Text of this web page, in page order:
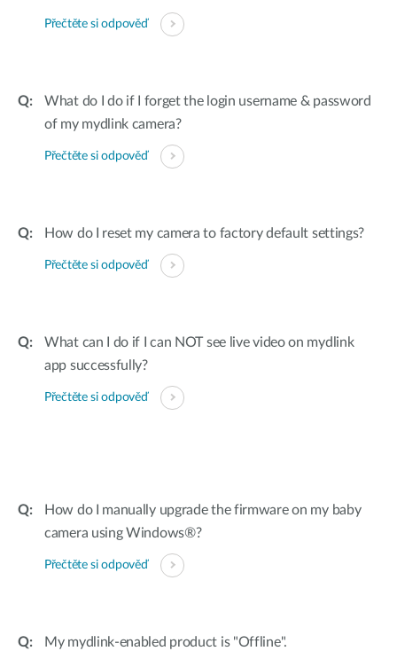
Přečtěte si odpověď
What do I do if I forget the login username & password
of my mydlink camera?
Přečtěte si odpověď
How do I reset my camera to factory default settings?
Přečtěte si odpověď
What can I do if I can NOT see live video on mydlink
app successfully?
Přečtěte si odpověď
How do I manually upgrade the firmware on my baby
camera using Windows®?
Přečtěte si odpověď
My mydlink-enabled product is "Offline".